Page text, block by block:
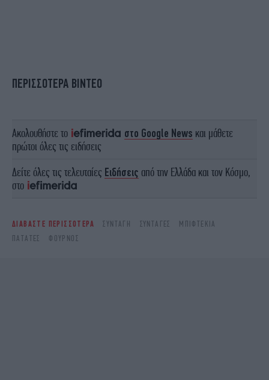
ΠΕΡΙΣΣΟΤΕΡΑ ΒΙΝΤΕΟ
Ακολουθήστε το στο Google News και μάθετε
πρώτοι όλες τις ειδήσεις
Δείτε όλες τις τελευταίες Ειδήσεις από την Ελλάδα και τον Κόσμο,
στο
ΔΙΑΒΑΣΤΕ ΠΕΡΙΣΣΟΤΕΡΑ ΣΥΝΤΑΓΉ ΣΥΝΤΑΓΈΣ
ΜΠΙΦΤΈΚΙΑ
ΠΑΤΆΤΕΣ
ΦΟΎΡΝΟΣ